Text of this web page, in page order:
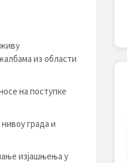
из области
на поступке
града и
изјашњења у